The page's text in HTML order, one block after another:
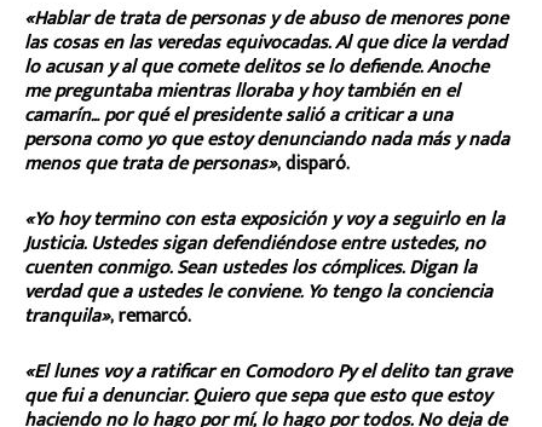
«Hablar de trata de personas y de abuso de menores pone
las cosas en las veredas equivocadas. Al que dice la verdad
lo acusan y al que comete delitos se lo defiende. Anoche
me preguntaba mientras lloraba y hoy también en el
camarín… por qué el presidente salió a criticar a una
persona como yo que estoy denunciando nada más y nada
menos que trata de personas», disparó.
«Yo hoy termino con esta exposición y voy a seguirlo en la
Justicia. Ustedes sigan defendiéndose entre ustedes, no
cuenten conmigo. Sean ustedes los cómplices. Digan la
verdad que a ustedes le conviene. Yo tengo la conciencia
tranquila», remarcó.
«El lunes voy a ratificar en Comodoro Py el delito tan grave
que fui a denunciar. Quiero que sepa que esto que estoy
haciendo no lo hago por mí, lo hago por todos. No deja de